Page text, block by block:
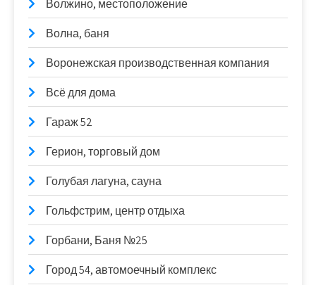
Волжино, местоположение
Волна, баня
Воронежская производственная компания
Всё для дома
Гараж 52
Герион, торговый дом
Голубая лагуна, сауна
Гольфстрим, центр отдыха
Горбани, Баня №25
Город 54, автомоечный комплекс